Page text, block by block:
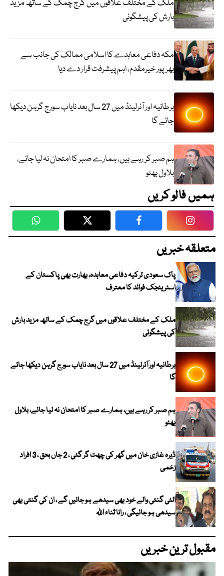
ملک کے مختلف علاقوں میں گرج چمک کے ساتھ مزید
بارش کی پیشگوئی
مکہ دفاعی معاہدے کا اسلامی ممالک کی جانب سے
بھرپور خیرمقدم، اہم پیشرفت قرار دے دیا
برطانیہ اور آئرلینڈ میں 27 سال بعد نایاب سورج گرہن دیکھا
جائے گا
ہم صبر کر رہے ہیں، ہمارے صبر کا امتحان نہ لیا جائے،
بلاول بھٹو
ہمیں فالو کریں
WhatsApp Twitter Facebook
متعلقہ خبریں
پاک سعودی ترکیہ دفاعی معاہدہ، بھارت بھی پاکستان کے
اسٹریٹجک فوائد کا معترف
ملک کے مختلف علاقوں میں گرج چمک کے ساتھ مزید بارش
کی پیشگوئی
برطانیہ اور آئرلینڈ میں 27 سال بعد نایاب سورج گرہن دیکھا جائے
گا
ہم صبر کر رہے ہیں، ہمارے صبر کا امتحان نہ لیا جائے، بلاول
بھٹو
ڈیرہ غازی خان میں گھر کی چھت گر گئی ، 2 جاں بحق ، 3 افراد
زخمی
الٹی گنتی والے خود بھی سیدھے ہو جائیں گے ، ان کی گنتی بھی
سیدھی ہو جائیگی ، رانا ثناء اللہ
مقبول ترین خبریں